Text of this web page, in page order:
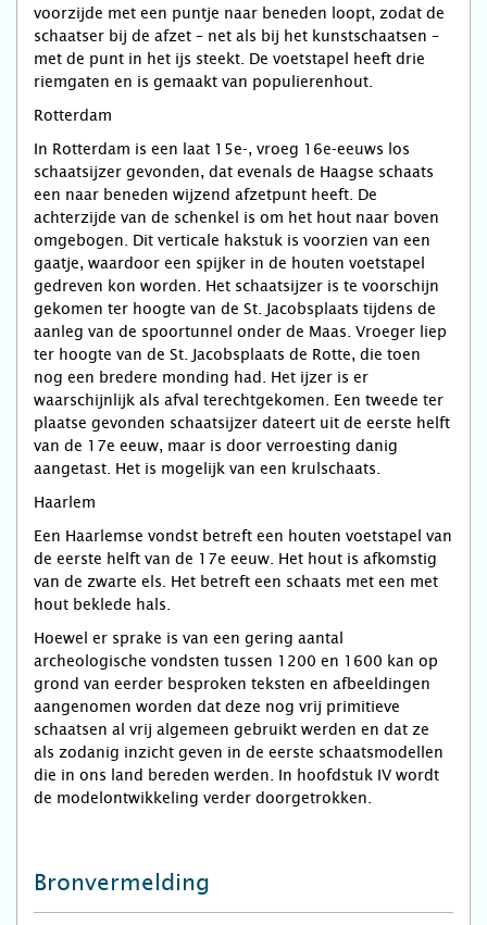
voorzijde met een puntje naar beneden loopt, zodat de
schaatser bij de afzet – net als bij het kunstschaatsen –
met de punt in het ijs steekt. De voetstapel heeft drie
riemgaten en is gemaakt van populierenhout.
Rotterdam
In Rotterdam is een laat 15e-, vroeg 16e-eeuws los
schaatsijzer gevonden, dat evenals de Haagse schaats
een naar beneden wijzend afzetpunt heeft. De
achterzijde van de schenkel is om het hout naar boven
omgebogen. Dit verticale hakstuk is voorzien van een
gaatje, waardoor een spijker in de houten voetstapel
gedreven kon worden. Het schaatsijzer is te voorschijn
gekomen ter hoogte van de St. Jacobsplaats tijdens de
aanleg van de spoortunnel onder de Maas. Vroeger liep
ter hoogte van de St. Jacobsplaats de Rotte, die toen
nog een bredere monding had. Het ijzer is er
waarschijnlijk als afval terechtgekomen. Een tweede ter
plaatse gevonden schaatsijzer dateert uit de eerste helft
van de 17e eeuw, maar is door verroesting danig
aangetast. Het is mogelijk van een krulschaats.
Haarlem
Een Haarlemse vondst betreft een houten voetstapel van
de eerste helft van de 17e eeuw. Het hout is afkomstig
van de zwarte els. Het betreft een schaats met een met
hout beklede hals.
Hoewel er sprake is van een gering aantal
archeologische vondsten tussen 1200 en 1600 kan op
grond van eerder besproken teksten en afbeeldingen
aangenomen worden dat deze nog vrij primitieve
schaatsen al vrij algemeen gebruikt werden en dat ze
als zodanig inzicht geven in de eerste schaatsmodellen
die in ons land bereden werden. In hoofdstuk IV wordt
de modelontwikkeling verder doorgetrokken.
Bronvermelding